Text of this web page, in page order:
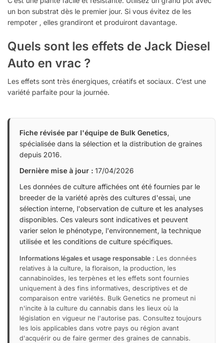
un bon substrat dès le premier jour. Si vous évitez de les
rempoter , elles grandiront et produiront davantage.
Quels sont les effets de Jack Diesel
Auto en vrac ?
Les effets sont très énergiques, créatifs et sociaux. C’est une
variété parfaite pour la journée.
Fiche révisée par l'équipe de Bulk Genetics,
spécialisée dans la sélection et la distribution de graines
depuis 2016.
Dernière mise à jour : 17/04/2026
Les données de culture affichées ont été fournies par le
breeder de la variété après des cultures d'essai, une
sélection interne, l'observation de culture et les analyses
disponibles. Ces valeurs sont indicatives et peuvent
varier selon le phénotype, l'environnement, la technique
utilisée et les conditions de culture spécifiques.
Informations légales et usage responsable : Les données
relatives à la culture, la floraison, la production, les
cannabinoïdes, les terpènes et les effets sont fournies
uniquement à des fins informatives, descriptives et de
comparaison entre variétés. Bulk Genetics ne promeut ni
n'incite à la culture du cannabis dans les lieux où la
législation en vigueur ne l'autorise pas. Consultez toujours
les lois applicables dans votre pays ou région avant
d'acquérir ou de faire germer des graines de cannabis.